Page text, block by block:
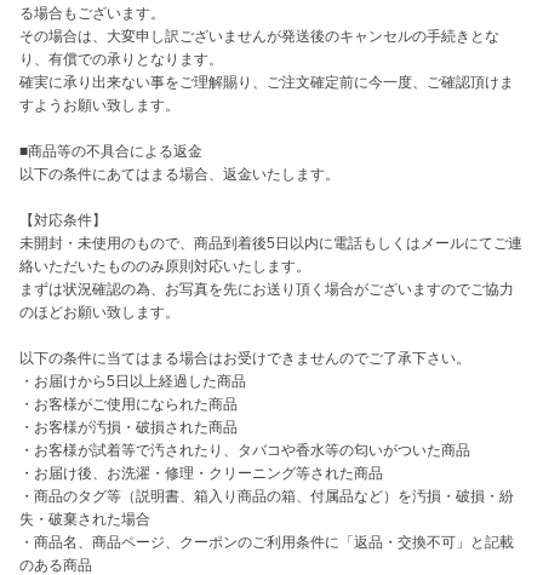
る場合もございます。
その場合は、大変申し訳ございませんが発送後のキャンセルの手続きとな
り、有償での承りとなります。
確実に承り出来ない事をご理解賜り、ご注文確定前に今一度、ご確認頂けま
すようお願い致します。
■商品等の不具合による返金
以下の条件にあてはまる場合、返金いたします。
【対応条件】
未開封・未使用のもので、商品到着後5日以内に電話もしくはメールにてご連
絡いただいたもののみ原則対応いたします。
まずは状況確認の為、お写真を先にお送り頂く場合がございますのでご協力
のほどお願い致します。
以下の条件に当てはまる場合はお受けできませんのでご了承下さい。
・お届けから5日以上経過した商品
・お客様がご使用になられた商品
・お客様が汚損・破損された商品
・お客様が試着等で汚されたり、タバコや香水等の匂いがついた商品
・お届け後、お洗濯・修理・クリーニング等された商品
・商品のタグ等（説明書、箱入り商品の箱、付属品など）を汚損・破損・紛
失・破棄された場合
・商品名、商品ページ、クーポンのご利用条件に「返品・交換不可」と記載
のある商品